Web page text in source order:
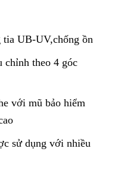
tia UB-UV,chống ồn
chỉnh theo 4 góc
với mũ bảo hiểm
sử dụng với nhiều